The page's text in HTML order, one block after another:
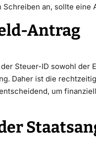
an, sollte eine
Antrag
Steuer-ID sowohl der
Daher ist die
um